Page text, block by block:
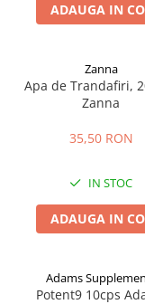
ADAUGA IN
Zanna
Apa de Trandafiri,
Zanna
35,50 RON
IN STOC
ADAUGA IN
Adams
Potent9 10cps